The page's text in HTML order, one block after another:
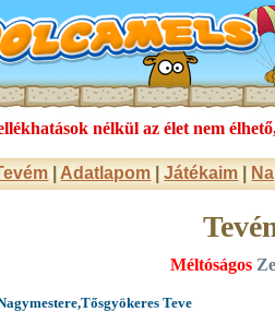
nélkül az élet nem
Adatlapom |Játékaim
Méltóságos
Teve